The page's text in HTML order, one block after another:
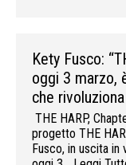
Kety Fusco:
oggi 3 marzo,
che
THE HARP,
progetto THE
Fusco, in uscita